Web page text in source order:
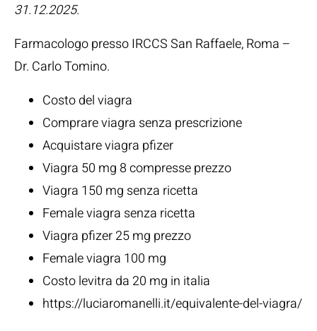
31.12.2025.
Farmacologo presso IRCCS San Raffaele, Roma –
Dr. Carlo Tomino.
Costo del viagra
Comprare viagra senza prescrizione
Acquistare viagra pfizer
Viagra 50 mg 8 compresse prezzo
Viagra 150 mg senza ricetta
Female viagra senza ricetta
Viagra pfizer 25 mg prezzo
Female viagra 100 mg
Costo levitra da 20 mg in italia
https://luciaromanelli.it/equivalente-del-viagra/